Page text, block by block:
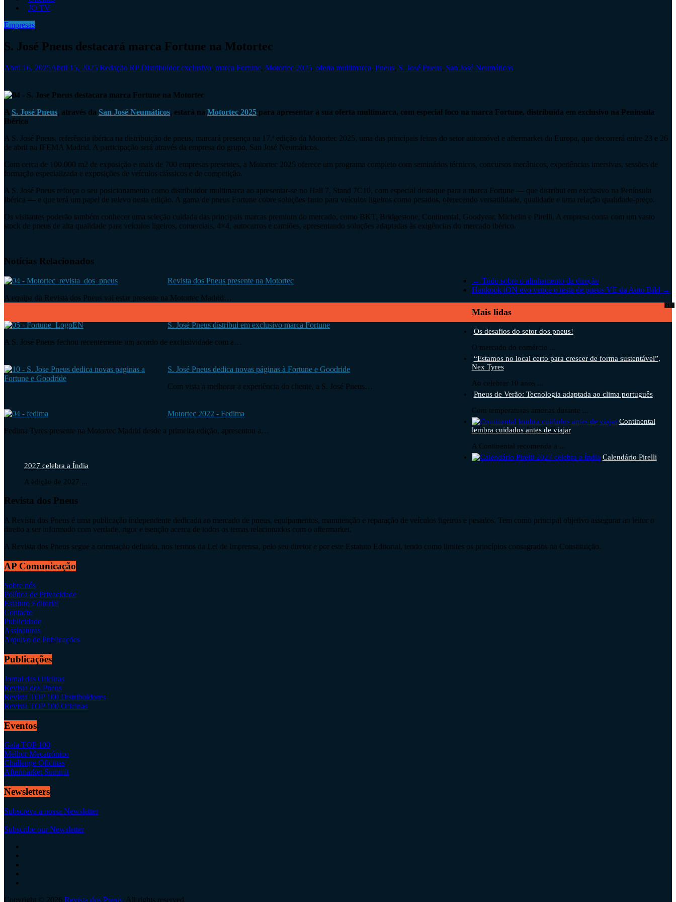
JO TV
Empresas
S. José Pneus destacará marca Fortune na Motortec
Abril 16, 2025Abril 15, 2025 Redação RPDistribuidor exclusivo, marca Fortune, Motortec 2025, oferta multimarca, Pneus, S. José Pneus, San José Neumáticos
A S. José Pneus, através da San José Neumáticos, estará na Motortec 2025 para apresentar a sua oferta multimarca, com especial foco na marca Fortune, distribuída em exclusivo na Península
Ibérica
A S. José Pneus, referência ibérica na distribuição de pneus, marcará presença na 17.ª edição da Motortec 2025, uma das principais feiras do setor automóvel e aftermarket da Europa, que decorrerá entre 23 e 26
de abril na IFEMA Madrid. A participação será através da empresa do grupo, San José Neumáticos.
Com cerca de 100.000 m2 de exposição e mais de 700 empresas presentes, a Motortec 2025 oferece um programa completo com seminários técnicos, concursos mecânicos, experiências imersivas, sessões de
formação especializada e exposições de veículos clássicos e de competição.
A S. José Pneus reforça o seu posicionamento como distribuidor multimarca ao apresentar-se no Hall 7, Stand 7C10, com especial destaque para a marca Fortune — que distribui em exclusivo na Península
Ibérica — e que terá um papel de relevo nesta edição. A gama de pneus Fortune cobre soluções tanto para veículos ligeiros como pesados, oferecendo versatilidade, qualidade e uma relação qualidade-preço.
Os visitantes poderão também conhecer uma seleção cuidada das principais marcas premium do mercado, como BKT, Bridgestone, Continental, Goodyear, Michelin e Pirelli. A empresa conta com um vasto
stock de pneus de alta qualidade para veículos ligeiros, comerciais, 4×4, autocarros e camiões, apresentando soluções adaptadas às exigências do mercado ibérico.
Notícias Relacionados
Revista dos Pneus presente na Motortec
A equipa da Revista dos Pneus vai estar presente na Motortec Madrid…
S. José Pneus distribui em exclusivo marca Fortune
A S. José Pneus fechou recentemente um acordo de exclusividade com a…
S. José Pneus dedica novas páginas à Fortune e Goodride
Com vista a melhorar a experiência do cliente, a S. José Pneus…
Motortec 2022 - Fedima
Fedima Tyres presente na Motortec Madrid desde a primeira edição, apresentou a…
← Tudo sobre o alinhamento da direção
Hankook iON evo vence o teste de pneus VE da Auto Bild →
PUB
Mais lidas
Os desafios do setor dos pneus!
O mercado do comércio ...
“Estamos no local certo para crescer de forma sustentável”,
Nex Tyres
Ao celebrar 10 anos ...
Pneus de Verão: Tecnologia adaptada ao clima português
Com temperaturas amenas durante ...
Continental
lembra cuidados antes de viajar
A Continental recomenda a ...
Calendário Pirelli
2027 celebra a Índia
A edição de 2027 ...
Revista dos Pneus
A Revista dos Pneus é uma publicação independente dedicada ao mercado de pneus, equipamentos, manutenção e reparação de veículos ligeiros e pesados. Tem como principal objetivo assegurar ao leitor o
direito a ser informado com verdade, rigor e isenção acerca de todos os temas relacionados com o aftermarket.
A Revista dos Pneus segue a orientação definida, nos termos da Lei de Imprensa, pelo seu diretor e por este Estatuto Editorial, tendo como limites os princípios consagrados na Constituição.
AP Comunicação
Sobre nós
Política de Privacidade
Estatuto Editorial
Contacto
Publicidade
Assinaturas
Arquivo de Publicações
Publicações
Jornal das Oficinas
Revista dos Pneus
Revista TOP 100 Distribuidores
Revista TOP 100 Oficinas
Eventos
Gala TOP 100
Melhor Mecatrónico
Challenge Oficinas
Aftermarket Summit
Newsletters
Subscreva a nossa Newsletter
Subscribe our Newsletter
Copyright © 2026 Revista dos Pneus. All rights reserved.